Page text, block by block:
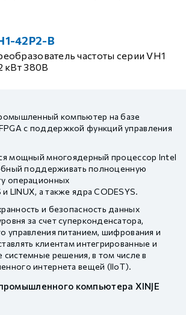
42P2-B
частоты серии VH1
кВт 380В
компьютер на базе
с поддержкой функций управления
мощный многоядерный процессор Intel
поддерживать полноценную
операционных
LINUX, а также ядра CODESYS.
и безопасность данных
за счет суперконденсатора,
управления питанием, шифрования и
клиентам интегрированные и
системные решения, в том числе в
интернета вещей (IIoT).
компьютера XINJE